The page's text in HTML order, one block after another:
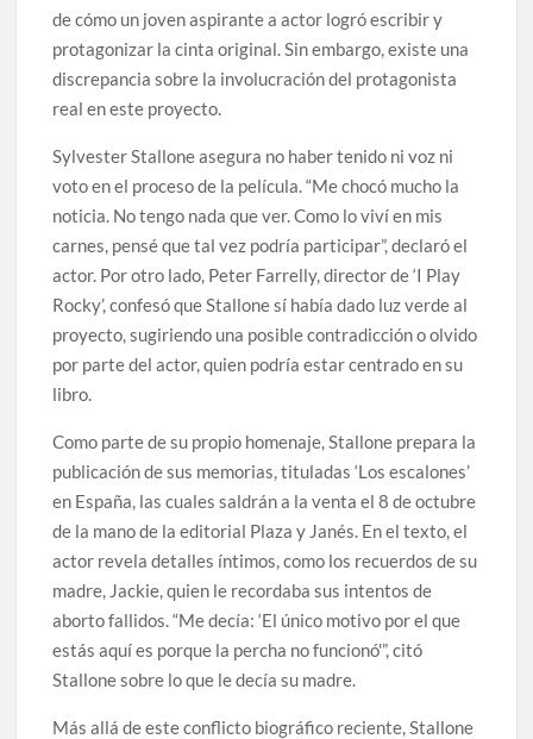
de cómo un joven aspirante a actor logró escribir y
protagonizar la cinta original. Sin embargo, existe una
discrepancia sobre la involucración del protagonista
real en este proyecto.
Sylvester Stallone asegura no haber tenido ni voz ni
voto en el proceso de la película. “Me chocó mucho la
noticia. No tengo nada que ver. Como lo viví en mis
carnes, pensé que tal vez podría participar”, declaró el
actor. Por otro lado, Peter Farrelly, director de ‘I Play
Rocky’, confesó que Stallone sí había dado luz verde al
proyecto, sugiriendo una posible contradicción o olvido
por parte del actor, quien podría estar centrado en su
libro.
Como parte de su propio homenaje, Stallone prepara la
publicación de sus memorias, tituladas ‘Los escalones’
en España, las cuales saldrán a la venta el 8 de octubre
de la mano de la editorial Plaza y Janés. En el texto, el
actor revela detalles íntimos, como los recuerdos de su
madre, Jackie, quien le recordaba sus intentos de
aborto fallidos. “Me decía: ‘El único motivo por el que
estás aquí es porque la percha no funcionó'”, citó
Stallone sobre lo que le decía su madre.
Más allá de este conflicto biográfico reciente, Stallone